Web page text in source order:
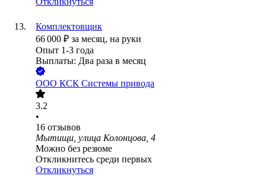
Комплектовщик
66 000 ₽ за месяц, на руки
Опыт 1-3 года
Выплаты: Два раза в месяц
ООО КСК Системы привода
3.2
•
16 отзывов
Мытищи, улица Колонцова, 4
Можно без резюме
Откликнитесь среди первых
Откликнуться